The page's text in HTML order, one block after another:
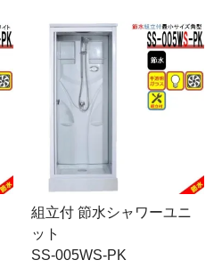
組立付 節水シャワーユニ
ット
SS-005WS-PK